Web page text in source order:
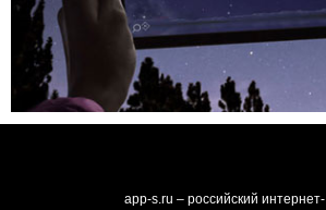
app-s.ru – российский интернет-